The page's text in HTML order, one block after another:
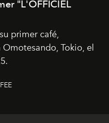
"L'OFFICIEL
primer café,
Omotesando, Tokio, el